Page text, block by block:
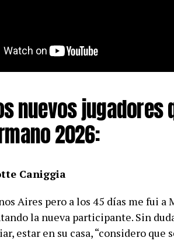
nuevos jugadores
2026:
Caniggia
Aires pero a los 45 días me fui a
la nueva participante. Sin
estar en su casa, “considero que